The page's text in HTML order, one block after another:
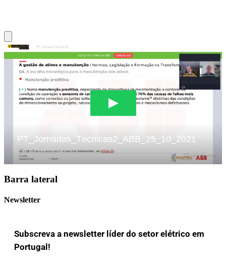
Barra lateral
Newsletter
Subscreva a newsletter líder do setor elétrico em
Portugal!